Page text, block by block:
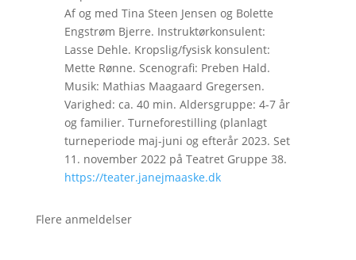
Af og med Tina Steen Jensen og Bolette
Engstrøm Bjerre. Instruktørkonsulent:
Lasse Dehle. Kropslig/fysisk konsulent:
Mette Rønne. Scenografi: Preben Hald.
Musik: Mathias Maagaard Gregersen.
Varighed: ca. 40 min. Aldersgruppe: 4-7 år
og familier. Turneforestilling (planlagt
turneperiode maj-juni og efterår 2023. Set
11. november 2022 på Teatret Gruppe 38.
https://teater.janejmaaske.dk
Flere anmeldelser